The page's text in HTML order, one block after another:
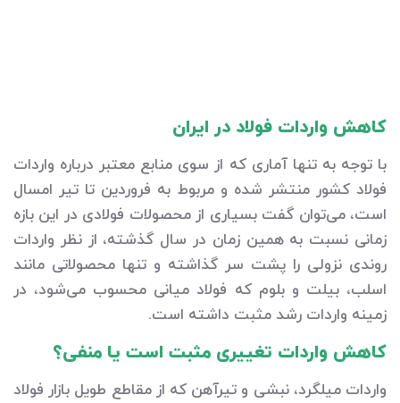
کاهش واردات فولاد در ایران
با توجه به تنها آماری که از سوی منابع معتبر درباره واردات
فولاد کشور منتشر شده و مربوط به فروردین تا تیر امسال
است، می‌توان گفت بسیاری از محصولات فولادی در این بازه
زمانی نسبت به همین زمان در سال گذشته، از نظر واردات
روندی نزولی را پشت سر گذاشته و تنها محصولاتی مانند
اسلب، بیلت و بلوم که فولاد میانی محسوب می‌شود، در
زمینه واردات رشد مثبت داشته است.
کاهش واردات تغییری مثبت است یا منفی؟
واردات میلگرد، نبشی و تیرآهن که از مقاطع طویل بازار فولاد